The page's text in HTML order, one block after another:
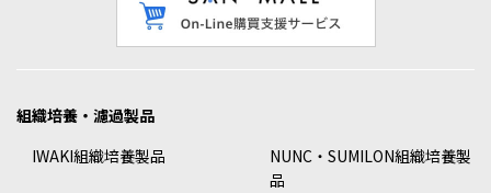
組織培養・濾過製品
IWAKI組織培養製品
NUNC・SUMILON組織培養製
品